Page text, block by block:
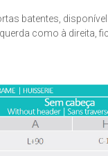
batentes,
como à direita,